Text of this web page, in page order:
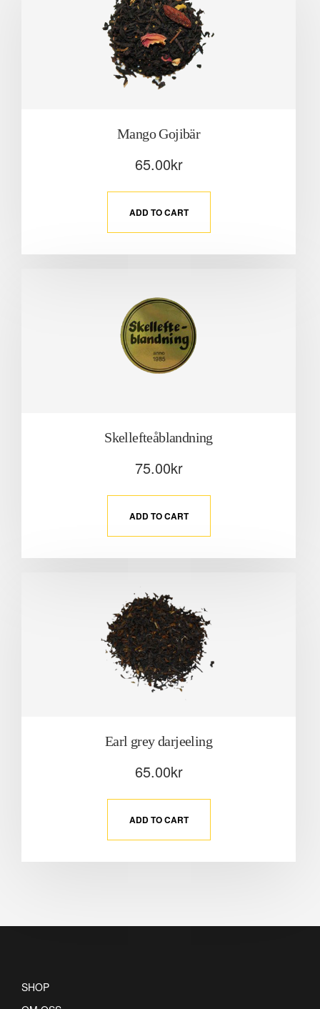
Mango Gojibär
65.00kr
ADD TO CART
Skellefteåblandning
75.00kr
ADD TO CART
Earl grey darjeeling
65.00kr
ADD TO CART
SHOP